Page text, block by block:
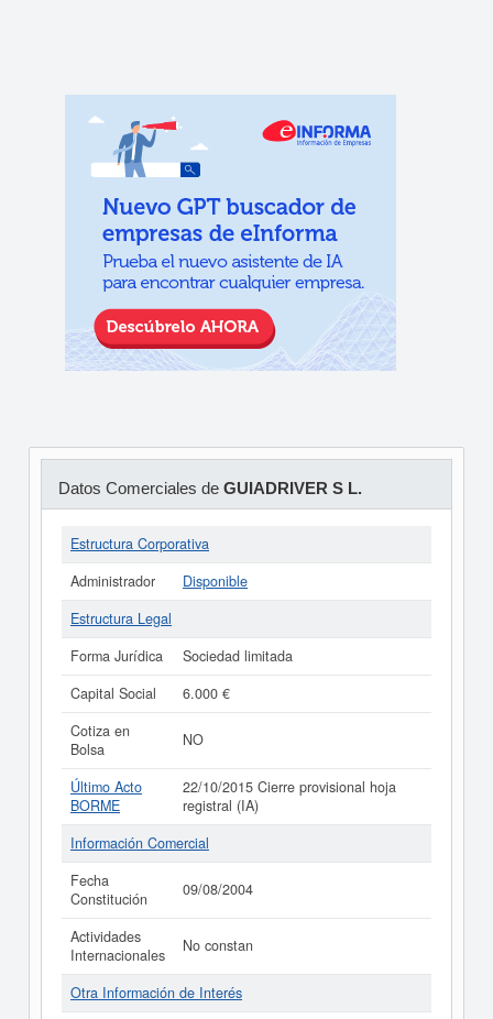
Datos Comerciales de GUIADRIVER S L.
Estructura Corporativa
Administrador
Disponible
Estructura Legal
Forma Jurídica
Sociedad limitada
Capital Social
6.000 €
Cotiza en
Bolsa
NO
Último Acto
BORME
22/10/2015 Cierre provisional hoja
registral (IA)
Información Comercial
Fecha
Constitución
09/08/2004
Actividades
Internacionales
No constan
Otra Información de Interés